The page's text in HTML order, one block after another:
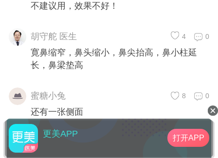
不建议用，效果不好！
胡守舵 医生 0
4
寛鼻缩窄，鼻头缩小，鼻尖抬高，鼻小柱延
长，鼻梁垫高
蜜糖小兔 0
8
还有一张侧面
更美APP 打开APP